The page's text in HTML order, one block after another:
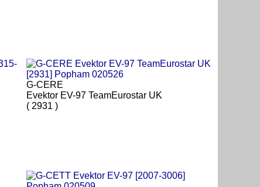
G-CERE
Evektor EV-97 TeamEurostar UK
( 2931 )